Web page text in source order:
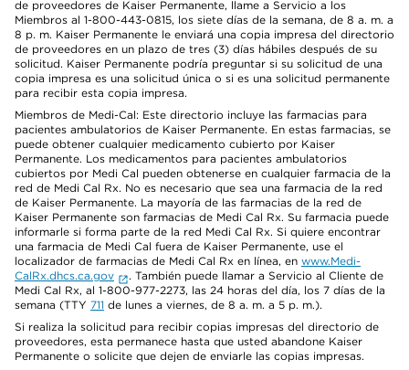
de proveedores de Kaiser Permanente, llame a Servicio a los
Miembros al 1-800-443-0815, los siete días de la semana, de 8 a. m. a
8 p. m. Kaiser Permanente le enviará una copia impresa del directorio
de proveedores en un plazo de tres (3) días hábiles después de su
solicitud. Kaiser Permanente podría preguntar si su solicitud de una
copia impresa es una solicitud única o si es una solicitud permanente
para recibir esta copia impresa.
Miembros de Medi-Cal: Este directorio incluye las farmacias para
pacientes ambulatorios de Kaiser Permanente. En estas farmacias, se
puede obtener cualquier medicamento cubierto por Kaiser
Permanente. Los medicamentos para pacientes ambulatorios
cubiertos por Medi Cal pueden obtenerse en cualquier farmacia de la
red de Medi Cal Rx. No es necesario que sea una farmacia de la red
de Kaiser Permanente. La mayoría de las farmacias de la red de
Kaiser Permanente son farmacias de Medi Cal Rx. Su farmacia puede
informarle si forma parte de la red Medi Cal Rx. Si quiere encontrar
una farmacia de Medi Cal fuera de Kaiser Permanente, use el
localizador de farmacias de Medi Cal Rx en línea, en www.Medi-
CalRx.dhcs.ca.gov
. También puede llamar a Servicio al Cliente de
Medi Cal Rx, al 1-800-977-2273, las 24 horas del día, los 7 días de la
semana (TTY 711 de lunes a viernes, de 8 a. m. a 5 p. m.).
Si realiza la solicitud para recibir copias impresas del directorio de
proveedores, esta permanece hasta que usted abandone Kaiser
Permanente o solicite que dejen de enviarle las copias impresas.